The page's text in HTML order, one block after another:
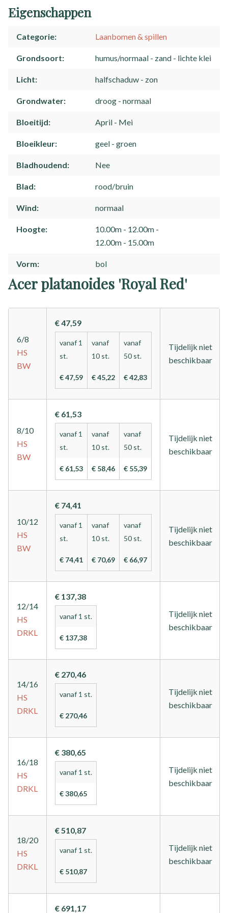
Eigenschappen
Categorie Laanbomen & spillen
Grondsoort humus/normaal zand lichte klei
Licht halfschaduw zon
Grondwater droog normaal
Bloeitijd April Mei
Bloeikleur geel groen
Bladhoudend Nee
Blad rood/bruin
Wind normaal
Hoogte
10.00m - 12.00m
12.00m - 15.00m
Vorm bol
Acer platanoides 'Royal Red'
6/8
HS
BW
€ 47,59
vanaf 1
st.
€ 47,59
vanaf
10 st.
€ 45,22
vanaf
50 st.
€ 42,83
Tijdelijk niet
beschikbaar
8/10
HS
BW
€ 61,53
vanaf 1
st.
€ 61,53
vanaf
10 st.
€ 58,46
vanaf
50 st.
€ 55,39
Tijdelijk niet
beschikbaar
10/12
HS
BW
€ 74,41
vanaf 1
st.
€ 74,41
vanaf
10 st.
€ 70,69
vanaf
50 st.
€ 66,97
Tijdelijk niet
beschikbaar
12/14
HS
DRKL
€ 137,38
vanaf 1 st.
€ 137,38
Tijdelijk niet
beschikbaar
14/16
HS
DRKL
€ 270,46
vanaf 1 st.
€ 270,46
Tijdelijk niet
beschikbaar
16/18
HS
DRKL
€ 380,65
vanaf 1 st.
€ 380,65
Tijdelijk niet
beschikbaar
18/20
HS
DRKL
€ 510,87
vanaf 1 st.
€ 510,87
Tijdelijk niet
beschikbaar
€ 691,17